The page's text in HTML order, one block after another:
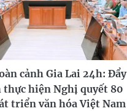
cảnh Gia Lai 24h: Đẩy
thực hiện Nghị quyết 80
triển văn hóa Việt Nam